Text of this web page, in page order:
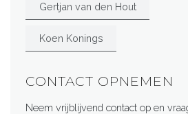
Gertjan van den Hout
Koen Konings
CONTACT OPNEMEN
Neem vrijblijvend contact op en